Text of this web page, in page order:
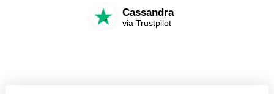
Cassandra
via Trustpilot